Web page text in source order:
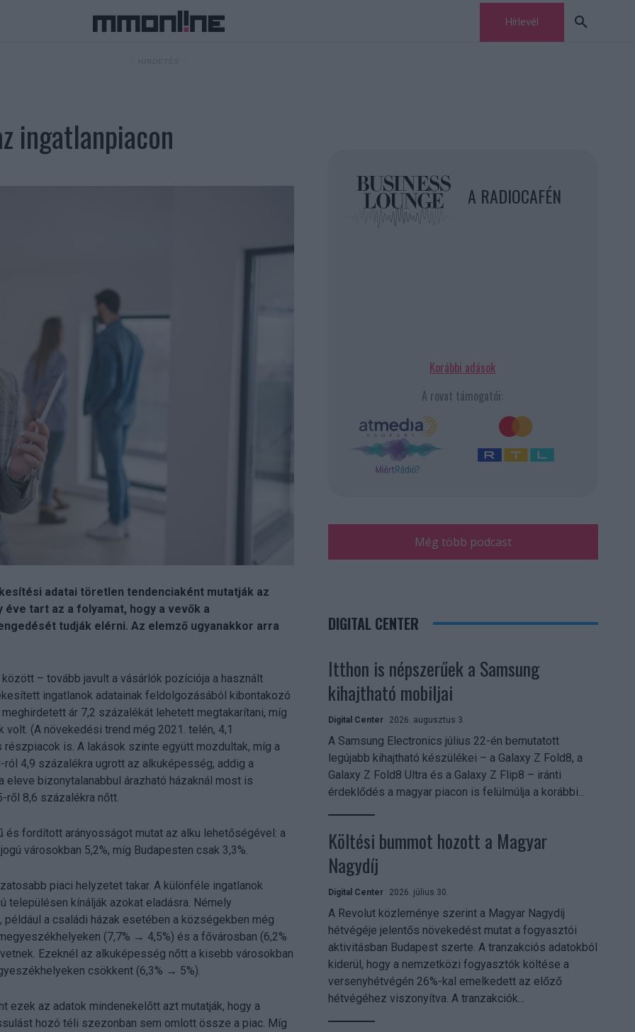
Hírlevél
ingatlanpiacon
adatai töretlen tendenciaként mutatják az
tart az a folyamat, hogy a vevők a
tudják elérni. Az elemző ugyanakkor arra
– tovább javult a vásárlók pozíciója a használt
ingatlanok adatainak feldolgozásából kibontakozó
ár 7,2 százalékát lehetett megtakarítani, míg
(A növekedési trend még 2021. telén, 4,1
is. A lakások szinte együtt mozdultak, míg a
4,9 százalékra ugrott az alkuképesség, addig a
bizonytalanabbul árazható házaknál most is
ről 8,6 százalékra nőtt.
fordított arányosságot mutat az alku lehetőségével: a
városokban 5,2%, míg Budapesten csak 3,3%.
piaci helyzetet takar. A különféle ingatlanok
kínálják azokat eladásra. Némely
a családi házak esetében a községekben még
(7,7% → 4,5%) és a fővárosban (6,2%
Ezeknél az alkuképesség nőtt a kisebb városokban
csökkent (6,3% → 5%).
ezek az adatok mindenekelőtt azt mutatják, hogy a
hozó téli szezonban sem omlott össze a piac. Míg
A RADIOCAFÉN
Korábbi adások
A rovat támogatói:
Még több podcast
DIGITAL CENTER
Itthon is népszerűek a Samsung
kihajtható mobiljai
Digital Center 2026. augusztus 3.
A Samsung Electronics július 22-én bemutatott
legújabb kihajtható készülékei – a Galaxy Z Fold8, a
Galaxy Z Fold8 Ultra és a Galaxy Z Flip8 – iránti
érdeklődés a magyar piacon is felülmúlja a korábbi...
Költési bummot hozott a Magyar
Nagydíj
Digital Center 2026. július 30.
A Revolut közleménye szerint a Magyar Nagydíj
hétvégéje jelentős növekedést mutat a fogyasztói
aktivitásban Budapest szerte. A tranzakciós adatokból
kiderül, hogy a nemzetközi fogyasztók költése a
versenyhétvégén 26%-kal emelkedett az előző
hétvégéhez viszonyítva. A tranzakciók...